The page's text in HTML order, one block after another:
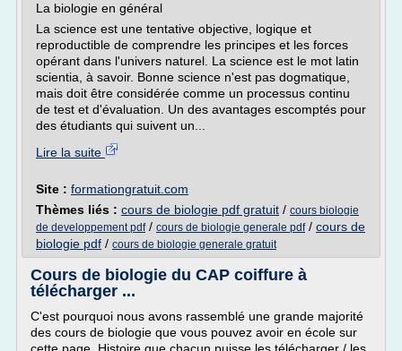
La biologie en général
La science est une tentative objective, logique et
reproductible de comprendre les principes et les forces
opérant dans l'univers naturel. La science est le mot latin
scientia, à savoir. Bonne science n'est pas dogmatique,
mais doit être considérée comme un processus continu
de test et d'évaluation. Un des avantages escomptés pour
des étudiants qui suivent un...
Lire la suite
Site : formationgratuit.com
Thèmes liés : cours de biologie pdf gratuit / cours biologie
de developpement pdf/ cours de biologie generale pdf/ cours de
biologie pdf / cours de biologie generale gratuit
Cours de biologie du CAP coiffure à
télécharger ...
C'est pourquoi nous avons rassemblé une grande majorité
des cours de biologie que vous pouvez avoir en école sur